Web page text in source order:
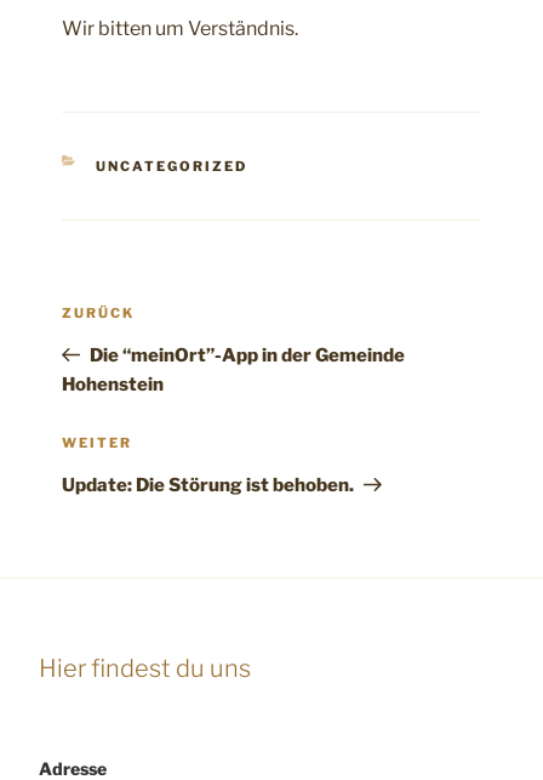
Wir bitten um Verständnis.
KATEGORIEN
UNCATEGORIZED
Vorheriger
ZURÜCK
Die “meinOrt”-App in der Gemeinde
Hohenstein
Nächster
WEITER
Update: Die Störung ist behoben.
Hier findest du uns
Adresse